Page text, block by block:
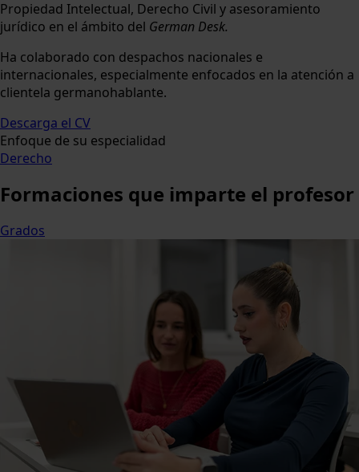
Propiedad Intelectual, Derecho Civil y asesoramiento
jurídico en el ámbito del German Desk.
Ha colaborado con despachos nacionales e
internacionales, especialmente enfocados en la atención a
clientela germanohablante.
Descarga el CV
Enfoque de su especialidad
Derecho
Formaciones que imparte el profesor
Grados